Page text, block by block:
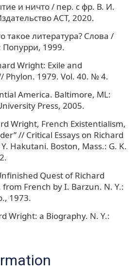
и ничто / пер. с фр. В. И.
АСТ, 2020.
такое литература? Слова /
1999.
Wright: Exile and
Phylon. 1979. Vol. 40. № 4.
America. Baltimore, ML:
Press, 2005.
Wright, French Existentialism,
// Critical Essays on Richard
Hakutani. Boston, Mass.: G. K.
Quest of Richard
French by I. Barzun. N. Y.:
1973.
Wright: a Biography. N. Y.: